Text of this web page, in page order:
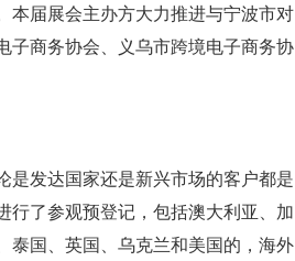
本届展会主办方大力推进与宁波市对
子商务协会、义乌市跨境电子商务协
是发达国家还是新兴市场的客户都是
行了参观预登记，包括澳大利亚、加
泰国、英国、乌克兰和美国的，海外